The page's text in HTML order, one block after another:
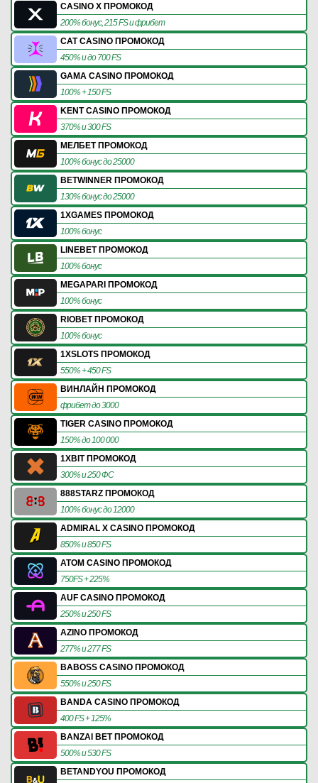
CASINO X ПРОМОКОД
200% бонус, 215 FS и фрибет
CAT CASINO ПРОМОКОД
450% и до 700 FS
GAMA CASINO ПРОМОКОД
100% + 150 FS
KENT CASINO ПРОМОКОД
370% и 300 FS
МЕЛБЕТ ПРОМОКОД
100% бонус до 25000
BETWINNER ПРОМОКОД
130% бонус до 25000
1XGAMES ПРОМОКОД
100% бонус
LINEBET ПРОМОКОД
100% бонус
MEGAPARI ПРОМОКОД
100% бонус
RIOBET ПРОМОКОД
100% бонус
1XSLOTS ПРОМОКОД
550% + 450 FS
ВИНЛАЙН ПРОМОКОД
фрибет до 3000
TIGER CASINO ПРОМОКОД
150% до 100 000
1XBIT ПРОМОКОД
300% и 250 ФС
888STARZ ПРОМОКОД
100% бонус до 12000
ADMIRAL X CASINO ПРОМОКОД
850% и 850 FS
ATOM CASINO ПРОМОКОД
750FS + 225%
AUF CASINO ПРОМОКОД
250% и 250 FS
AZINO ПРОМОКОД
277% и 277 FS
BABOSS CASINO ПРОМОКОД
550% и 250 FS
BANDA CASINO ПРОМОКОД
400 FS + 125%
BANZAI BET ПРОМОКОД
500% и 530 FS
BETANDYOU ПРОМОКОД